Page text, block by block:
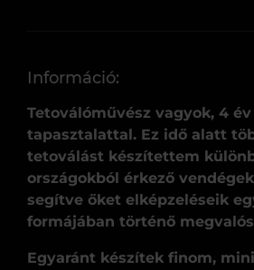
Információ:
Tetoválóművész vagyok, 4
tapasztalattal. Ez idő alatt
tetoválást készítettem
országokból érkező
segítve őket elképzeléseik
formájában történő
Egyaránt készítek finom,